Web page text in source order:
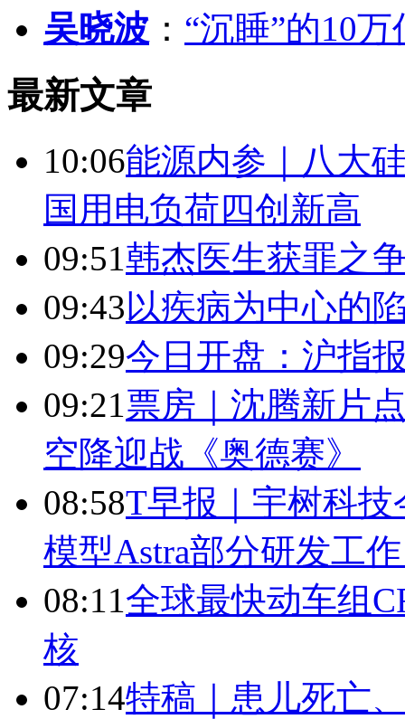
吴晓波 ： “沉睡”的10
最新文章
10:06能源内参｜八大
国用电负荷四创新高
09:51韩杰医生获罪之
09:43以疾病为中心的
09:29今日开盘：沪指
09:21票房｜沈腾新片
空降迎战《奥德赛》
08:58T早报｜宇树科
模型Astra部分研发工
08:11全球最快动车组
核
07:14特稿｜患儿死亡